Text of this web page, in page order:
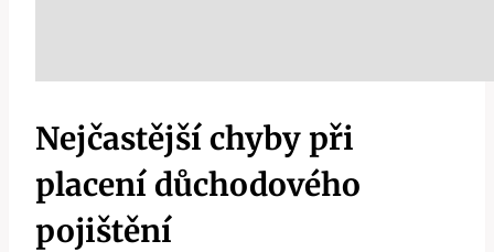
Nejčastější chyby při
placení důchodového
pojištění